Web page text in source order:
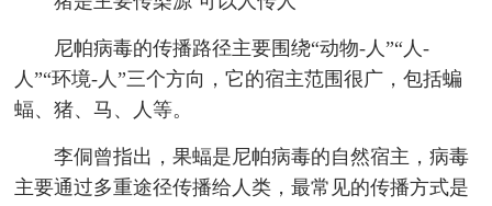
尼帕病毒的传播路径主要围绕“动物-人”“人-
人”“环境-人”三个方向，它的宿主范围很广，包括蝙
蝠、猪、马、人等。
李侗曾指出，果蝠是尼帕病毒的自然宿主，病毒
主要通过多重途径传播给人类，最常见的传播方式是